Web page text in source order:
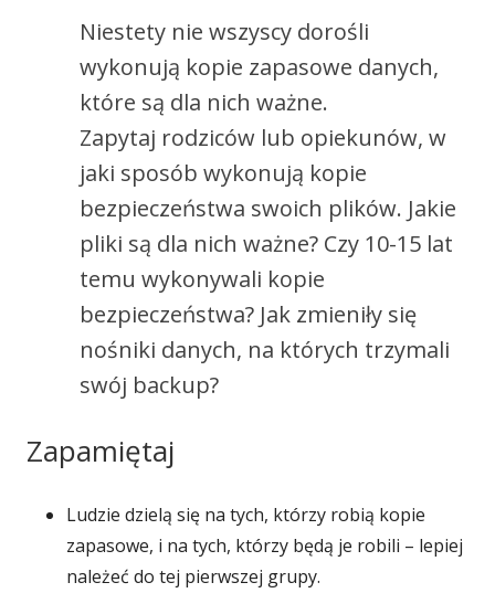
Niestety nie wszyscy dorośli
wykonują kopie zapasowe danych,
które są dla nich ważne.
Zapytaj rodziców lub opiekunów, w
jaki sposób wykonują kopie
bezpieczeństwa swoich plików. Jakie
pliki są dla nich ważne? Czy 10-15 lat
temu wykonywali kopie
bezpieczeństwa? Jak zmieniły się
nośniki danych, na których trzymali
swój backup?
Zapamiętaj
Ludzie dzielą się na tych, którzy robią kopie
zapasowe, i na tych, którzy będą je robili – lepiej
należeć do tej pierwszej grupy.